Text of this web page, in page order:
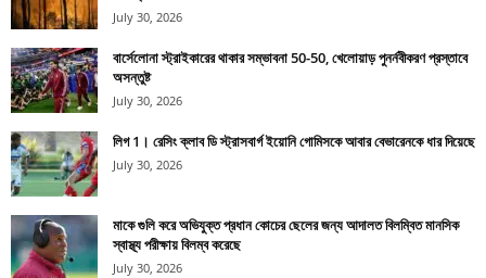
July 30, 2026
বার্সেলোনা স্ট্রাইকারের থাকার সম্ভাবনা 50-50, খেলোয়াড় পুনর্নবীকরণ প্রস্তাবে
অসন্তুষ্ট
July 30, 2026
লিগ 1। রেসিং ক্লাব ডি স্ট্রাসবার্গ ইয়োনি গোমিসকে আবার বেভারেনকে ধার দিয়েছে
July 30, 2026
মাকে গুলি করে অভিযুক্ত প্রধান কোচের ছেলের জন্য আদালত বিলম্বিত মানসিক
স্বাস্থ্য পরীক্ষায় বিলম্ব করেছে
July 30, 2026